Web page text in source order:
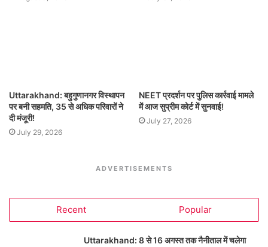
Uttarakhand: बहुगुणानगर विस्थापन
पर बनी सहमति, 35 से अधिक परिवारों ने
दी मंजूरी!
July 29, 2026
NEET प्रदर्शन पर पुलिस कार्रवाई मामले
में आज सुप्रीम कोर्ट में सुनवाई!
July 27, 2026
ADVERTISEMENTS
Recent Popular
Uttarakhand: 8 से 16 अगस्त तक नैनीताल में चलेगा